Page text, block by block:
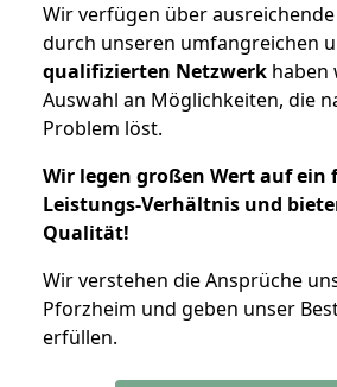
Wir verfügen über
durch unseren umfangreichen
qualifizierten Netzwerk haben
Auswahl an Möglichkeiten, die
Problem löst.
Wir legen großen Wert auf ein
Leistungs-Verhältnis und
Qualität!
Wir verstehen die Ansprüche
Pforzheim und geben unser
erfüllen.